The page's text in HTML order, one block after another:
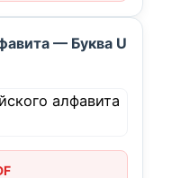
— Буква U